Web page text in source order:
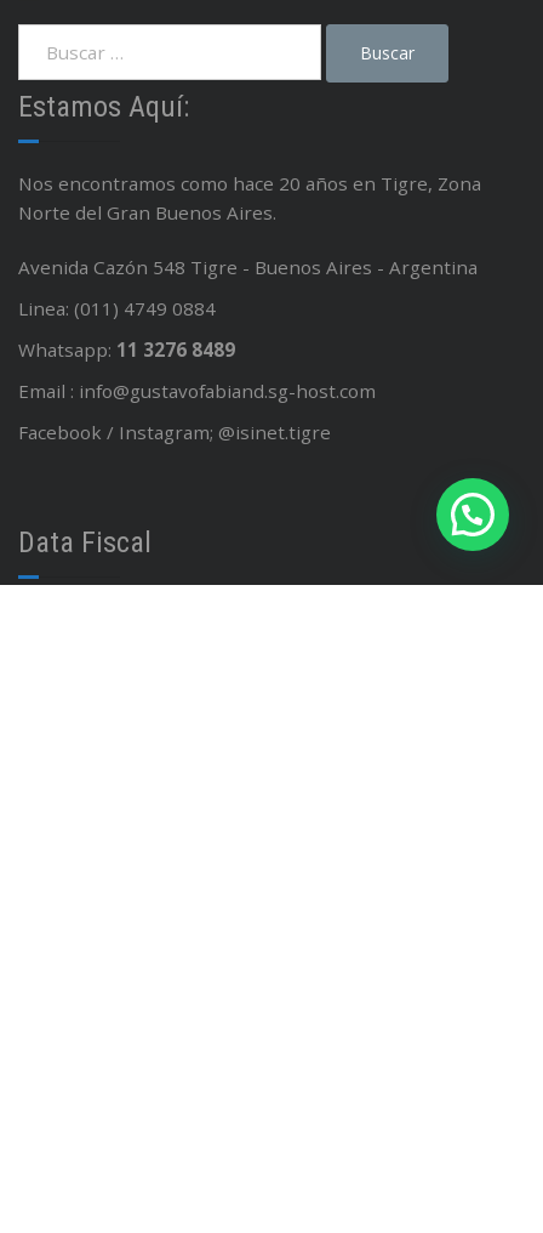
Estamos Aquí:
Nos encontramos como hace 20 años en Tigre, Zona
Norte del Gran Buenos Aires.
Avenida Cazón 548 Tigre - Buenos Aires - Argentina
Linea: (011) 4749 0884
Whatsapp: 11 3276 8489
Email : info@gustavofabiand.sg-host.com
Facebook / Instagram; @isinet.tigre
Data Fiscal